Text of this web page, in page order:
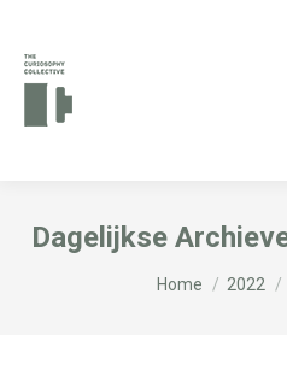
Dagelijkse
Je bent hier:
Home 2022